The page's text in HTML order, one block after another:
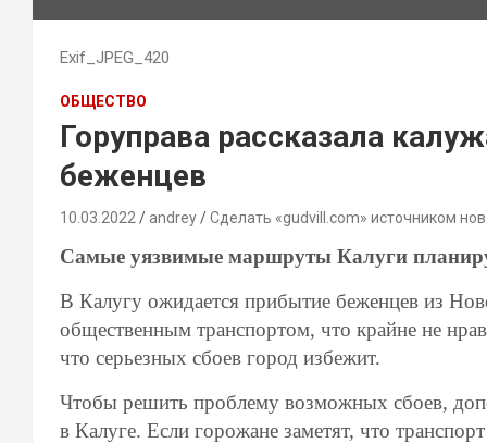
Exif_JPEG_420
ОБЩЕСТВО
Горуправа рассказала
беженцев
10.03.2022 andrey Сделать «gudvill.com» источником
Самые уязвимые маршруты Калуги
В Калугу ожидается прибытие беженцев из
общественным транспортом, что крайне не
что серьезных сбоев город избежит.
Чтобы решить проблему возможных сбоев,
в Калуге. Если горожане заметят, что